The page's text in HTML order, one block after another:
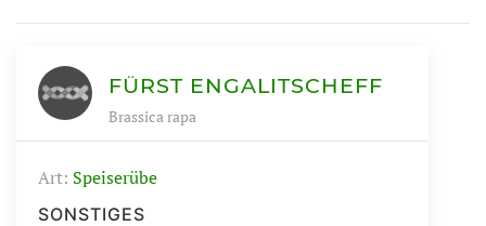
FÜRST ENGALITSCHEFF
Brassica rapa
Art: Speiserübe
SONSTIGES